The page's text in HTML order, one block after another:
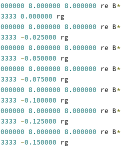
8.000000 8.000000 re B*
0.000000 rg
8.000000 8.000000 re B*
-0.025000 rg
8.000000 8.000000 re B*
-0.050000 rg
8.000000 8.000000 re B*
-0.075000 rg
8.000000 8.000000 re B*
-0.100000 rg
8.000000 8.000000 re B*
-0.125000 rg
8.000000 8.000000 re B*
-0.150000 rg